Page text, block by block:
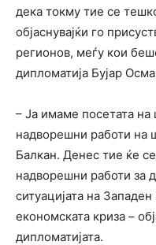
дека токму тие се
објаснувајќи го
регионов, меѓу кои
дипломатија Бујар
– Ја имаме посетата
надворешни работи на
Балкан. Денес тие ќе
надворешни работи за
ситуацијата на
економската криза –
дипломатијата.